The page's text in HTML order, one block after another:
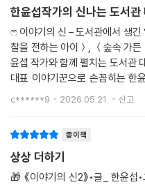
한윤섭작가의 신나는 도서관
ෆ 이야기의 신 – 도서관에서 생
찰을 전하는 아이＞, ＜숲속 가
윤섭 작가와 함께 펼치는 도서관
대표 이야기꾼으로 손꼽히는 한
신＞의 두 번째로 출간된 책이다
c******9 2026.05.21. 신고
종이책
상상 더하기
🎁 《이야기의 신2》•글_ 한윤섭